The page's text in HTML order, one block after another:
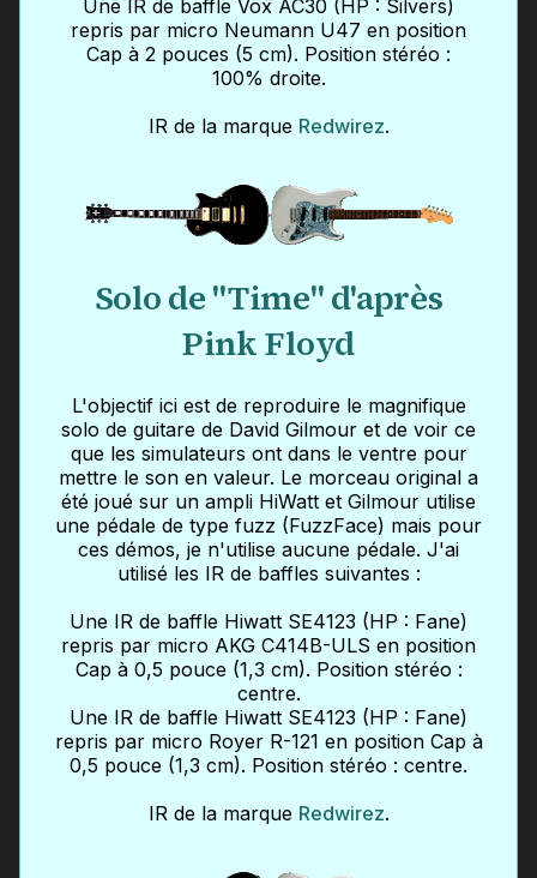
Une IR de baffle Vox AC30 (HP : Silvers)
repris par micro Neumann U47 en position
Cap à 2 pouces (5 cm). Position stéréo :
100% droite.
IR de la marque Redwirez.
Solo de "Time" d'après
Pink Floyd
L'objectif ici est de reproduire le magnifique
solo de guitare de David Gilmour et de voir ce
que les simulateurs ont dans le ventre pour
mettre le son en valeur. Le morceau original a
été joué sur un ampli HiWatt et Gilmour utilise
une pédale de type fuzz (FuzzFace) mais pour
ces démos, je n'utilise aucune pédale. J'ai
utilisé les IR de baffles suivantes :
Une IR de baffle Hiwatt SE4123 (HP : Fane)
repris par micro AKG C414B-ULS en position
Cap à 0,5 pouce (1,3 cm). Position stéréo :
centre.
Une IR de baffle Hiwatt SE4123 (HP : Fane)
repris par micro Royer R-121 en position Cap à
0,5 pouce (1,3 cm). Position stéréo : centre.
IR de la marque Redwirez.